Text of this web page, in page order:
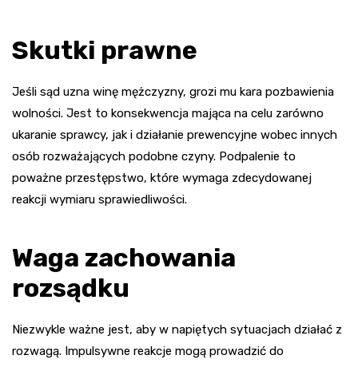
Skutki prawne
Jeśli sąd uzna winę mężczyzny, grozi mu kara pozbawienia
wolności. Jest to konsekwencja mająca na celu zarówno
ukaranie sprawcy, jak i działanie prewencyjne wobec innych
osób rozważających podobne czyny. Podpalenie to
poważne przestępstwo, które wymaga zdecydowanej
reakcji wymiaru sprawiedliwości.
Waga zachowania
rozsądku
Niezwykle ważne jest, aby w napiętych sytuacjach działać z
rozwagą. Impulsywne reakcje mogą prowadzić do